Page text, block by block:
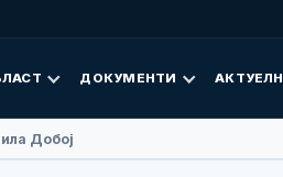
ДОКУМЕНТИ
Добој